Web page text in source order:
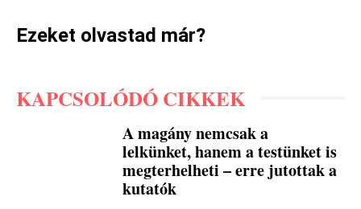
Ezeket olvastad már?
KAPCSOLÓDÓ CIKKEK
A magány nemcsak a
lelkünket, hanem a testünket is
megterhelheti – erre jutottak a
kutatók